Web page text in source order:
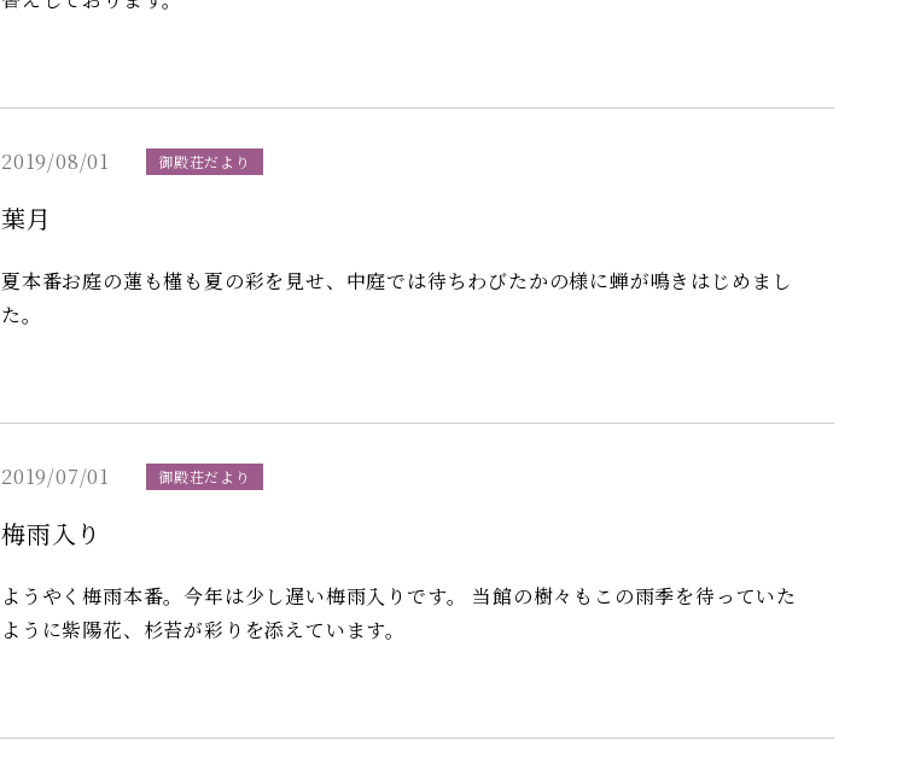
2019/08/01 御殿荘だより
葉月
夏本番お庭の蓮も槿も夏の彩を見せ、中庭では待ちわびたかの様に蝉が鳴きはじめまし
た。
2019/07/01 御殿荘だより
梅雨入り
ようやく梅雨本番。今年は少し遅い梅雨入りです。 当館の樹々もこの雨季を待っていた
ように紫陽花、杉苔が彩りを添えています。